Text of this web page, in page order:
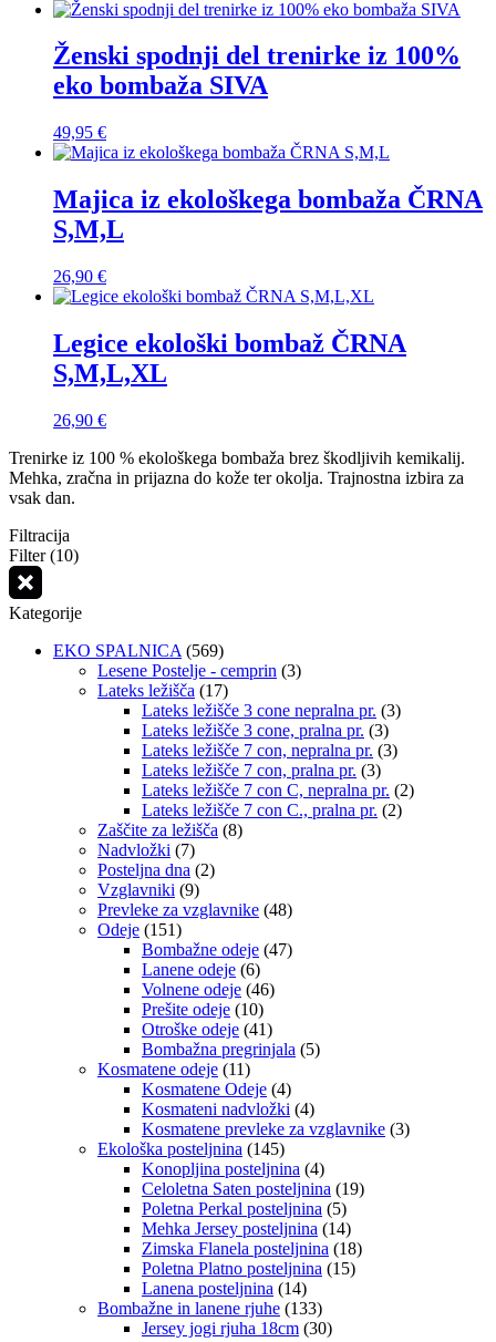
Ženski spodnji del trenirke iz 100%
eko bombaža SIVA
49,95 €
Majica iz ekološkega bombaža ČRNA
S,M,L
26,90 €
Legice ekološki bombaž ČRNA
S,M,L,XL
26,90 €
Trenirke iz 100 % ekološkega bombaža brez škodljivih kemikalij.
Mehka, zračna in prijazna do kože ter okolja. Trajnostna izbira za
vsak dan.
Filtracija
Filter (10)
Kategorije
EKO SPALNICA (569)
Lesene Postelje - cemprin (3)
Lateks ležišča (17)
Lateks ležišče 3 cone nepralna pr. (3)
Lateks ležišče 3 cone, pralna pr. (3)
Lateks ležišče 7 con, nepralna pr. (3)
Lateks ležišče 7 con, pralna pr. (3)
Lateks ležišče 7 con C, nepralna pr. (2)
Lateks ležišče 7 con C., pralna pr. (2)
Zaščite za ležišča (8)
Nadvložki (7)
Posteljna dna (2)
Vzglavniki (9)
Prevleke za vzglavnike (48)
Odeje (151)
Bombažne odeje (47)
Lanene odeje (6)
Volnene odeje (46)
Prešite odeje (10)
Otroške odeje (41)
Bombažna pregrinjala (5)
Kosmatene odeje (11)
Kosmatene Odeje (4)
Kosmateni nadvložki (4)
Kosmatene prevleke za vzglavnike (3)
Ekološka posteljnina (145)
Konopljina posteljnina (4)
Celoletna Saten posteljnina (19)
Poletna Perkal posteljnina (5)
Mehka Jersey posteljnina (14)
Zimska Flanela posteljnina (18)
Poletna Platno posteljnina (15)
Lanena posteljnina (14)
Bombažne in lanene rjuhe (133)
Jersey jogi rjuha 18cm (30)